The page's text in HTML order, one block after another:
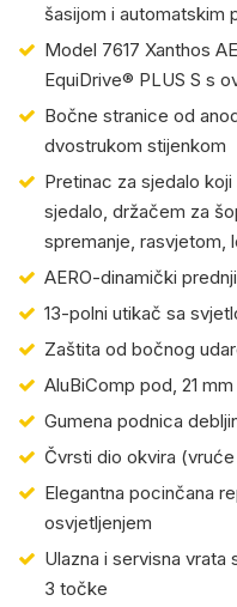
šasijom i automatskim
Model 7617 Xanthos
EquiDrive® PLUS S s
Bočne stranice od
dvostrukom stijenkom
Pretinac za sjedalo
sjedalo, držačem za
spremanje, rasvjetom,
AERO-dinamički
13-polni utikač sa
Zaštita od bočnog
AluBiComp pod, 21 mm
Gumena podnica
Čvrsti dio okvira
Elegantna pocinčana
osvjetljenjem
Ulazna i servisna vrata
3 točke